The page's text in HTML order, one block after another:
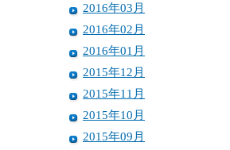
2016年03月
2016年02月
2016年01月
2015年12月
2015年11月
2015年10月
2015年09月